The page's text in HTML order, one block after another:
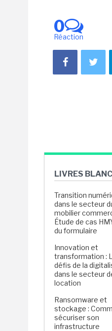
0
Réaction
LIVRES
Transition
dans le secteur
mobilier
Étude de cas
du formulaire
Innovation et
transformation :
défis de la
dans le secteur
location
Ransomware et
stockage :
sécuriser son
infrastructure